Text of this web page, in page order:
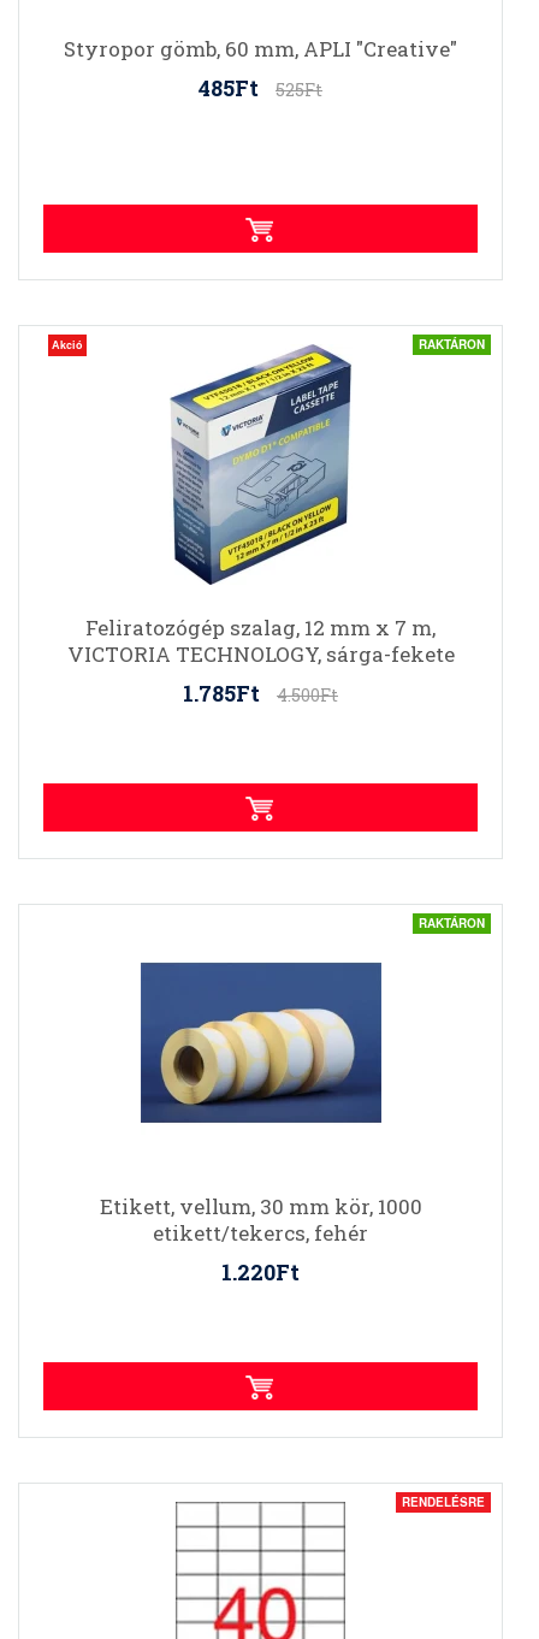
Styropor gömb, 60 mm, APLI "Creative"
485Ft 525Ft
Akció RAKTÁRON
Feliratozógép szalag, 12 mm x 7 m,
VICTORIA TECHNOLOGY, sárga-fekete
1.785Ft 4.500Ft
RAKTÁRON
Etikett, vellum, 30 mm kör, 1000
etikett/tekercs, fehér
1.220Ft
RENDELÉSRE